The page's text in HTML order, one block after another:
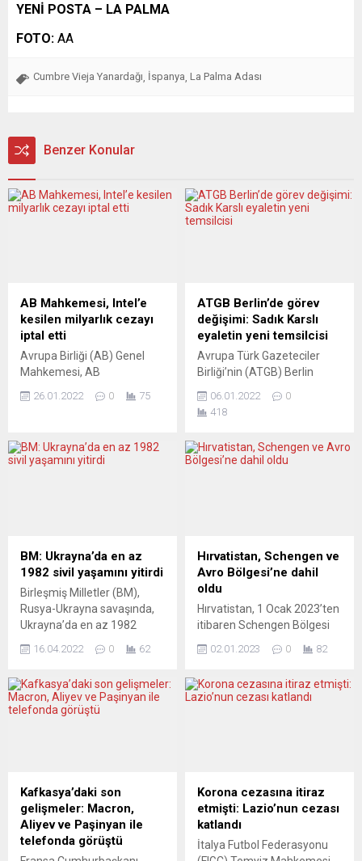
YENİ POSTA – LA PALMA
FOTO: AA
Cumbre Vieja Yanardağı İspanya La Palma Adası
Benzer Konular
AB Mahkemesi, Intel’e
kesilen milyarlık cezayı
iptal etti
Avrupa Birliği (AB) Genel
Mahkemesi, AB
ABD’de bulunan teknoloji
üzerindeki para cezasının
iptal edilmesine karar verdi.
AB Genel Mahkemesi, AB
Komisyonu tarafından
verilen para...
26.01.2022 0 75
ATGB Berlin’de görev
değişimi: Sadık Karslı
eyaletin yeni temsilcisi
Avrupa Türk Gazeteciler
Birliği’nin (ATGB) Berlin
değişimi gerçekleşti.
Gazeteci Sadık Karslı görevi
Almanya’nın başkenti
Berlin’in tek Türkçe gazetesi
zamanda Aktuel Europa,
Gastro Puls ve Sağlık Aktuel
dergilerini de okurla
Sivas-Divriği...
06.01.2022
0
418
BM: Ukrayna’da en az
1982 sivil yaşamını yitirdi
Birleşmiş Milletler (BM),
Rusya-Ukrayna savaşında,
Ukrayna’da en az 1982
bin 651 kişinin yaralandığını
Mülteciler Yüksek
Komiserliğince (BMMYK)
14 Nisan’a kadar
Ukrayna’daki çatışmalarda
en az 1982 sivilin hayatını
kaybettiği belirtildi. Savaşın
başlamasından...
16.04.2022 0 62
Hırvatistan, Schengen ve
Avro Bölgesi’ne dahil
oldu
Hırvatistan, 1 Ocak 2023’ten
itibaren Schengen Bölgesi
aynı zamanda Avro
oldu. Avrupa Birliği (AB)
Bölgesi’ne de dahil oldu.
Slovenya ve Macaristan sınır
kapılarından Hırvatistan’a
02.01.2023 0 82
Kafkasya’daki son
gelişmeler: Macron,
Aliyev ve Paşinyan ile
telefonda görüştü
Korona cezasına itiraz
etmişti: Lazio’nun cezası
katlandı
İtalya Futbol Federasyonu